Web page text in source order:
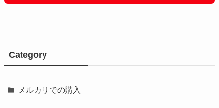
Category
メルカリでの購入